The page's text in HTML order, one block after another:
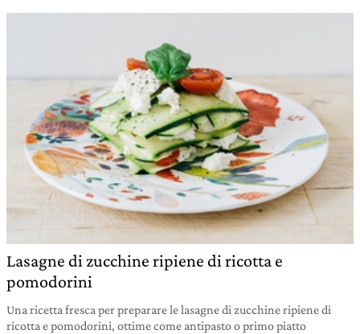
Lasagne di zucchine ripiene di ricotta e
pomodorini
Una ricetta fresca per preparare le lasagne di zucchine ripiene di
ricotta e pomodorini, ottime come antipasto o primo piatto